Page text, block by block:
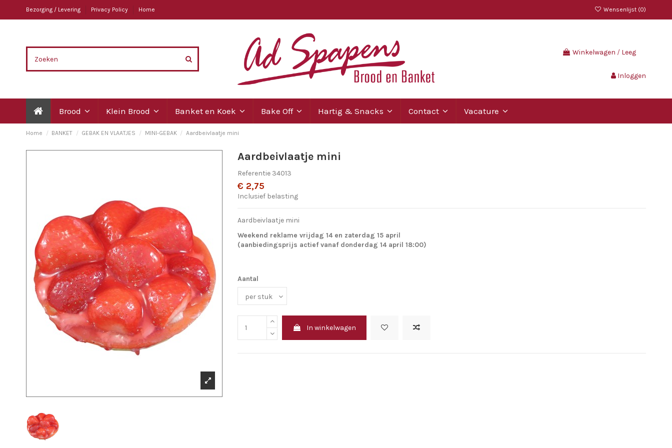
Bezorging / Levering Privacy Policy Home Wensenlijst (0)
Winkelwagen / Leeg
Inloggen
Brood Klein Brood Banket en Koek Bake Off Hartig & Snacks Contact Vacature
Home BANKET GEBAK EN VLAATJES MINI-GEBAK Aardbeivlaatje mini
Aardbeivlaatje mini
Referentie 34013
€ 2,75
Inclusief belasting
Aardbeivlaatje mini
Weekend reklame vrijdag 14 en zaterdag 15 april
(aanbiedingsprijs actief vanaf donderdag 14 april 18:00)
Aantal
In winkelwagen